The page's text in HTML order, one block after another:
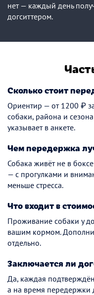
нет — каждый день
догситтером.
Сколько стоит
Ориентир — от 1200 ₽
собаки, района и
указывает в анкете.
Чем передержка
Собака живёт не в
— с прогулками и
меньше стресса.
Что входит в
Проживание собаки у
вашим кормом.
отдельно.
Заключается ли
Да, каждая
а на время передержки